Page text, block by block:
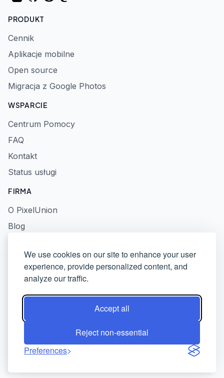
We use cookies on our site to enhance your user
experience, provide personalized content, and
analyze our traffic.
Accept all
Reject non-essential
Preferences
PRODUKT
Cennik
Aplikacje mobilne
Open source
Migracja z Google Photos
WSPARCIE
Centrum Pomocy
FAQ
Kontakt
Status usługi
FIRMA
O PixelUnion
Blog
Polityka prywatności
Regulamin
© 2026 PixelUnion - Uwolnij swoje zdjęcia od amerykańskich
platform technologicznych. All rights reserved.